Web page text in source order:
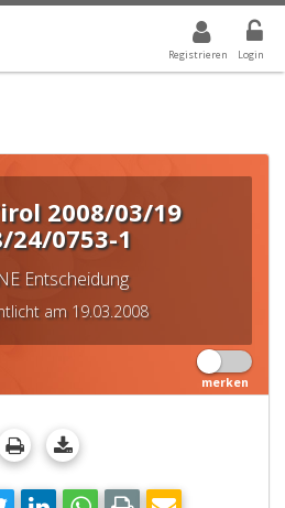
Registrieren Login
WERT IST ALLE
2008/03/19
24/0753-1
Entscheidung
am 19.03.2008
merken